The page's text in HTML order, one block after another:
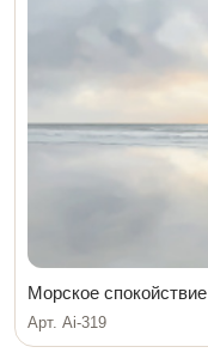
Морское спокойствие
Арт. Ai-319